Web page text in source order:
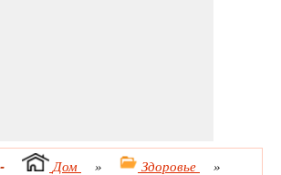
- Дом » Здоровье
»